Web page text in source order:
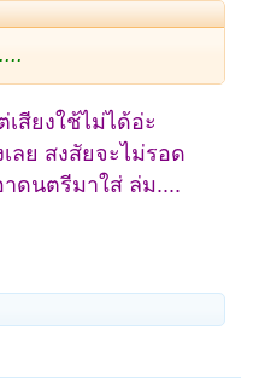
สียงใช้ไม่ได้อ่ะ
ลย สงสัยจะไม่รอด
ดนตรีมาใส่ ล่ม....